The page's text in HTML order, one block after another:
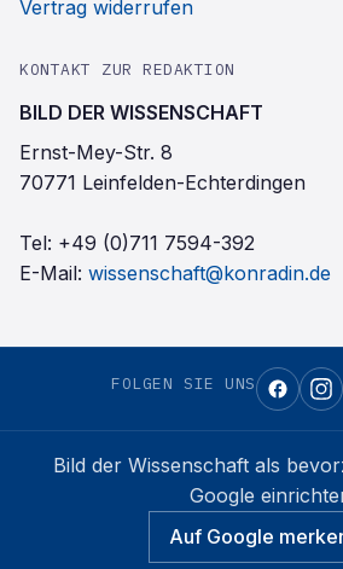
Vertrag widerrufen
KONTAKT ZUR REDAKTION
BILD DER WISSENSCHAFT
Ernst-Mey-Str. 8
70771 Leinfelden-Echterdingen
Tel: +49 (0)711 7594-392
E-Mail: wissenschaft@konradin.de
FOLGEN SIE UNS
Bild der Wissenschaft als
Google
Auf Google